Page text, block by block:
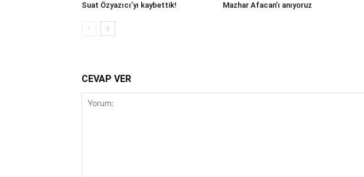
Suat Özyazıcı’yı kaybettik!
Mazhar Afacan’ı anıyoruz
CEVAP VER